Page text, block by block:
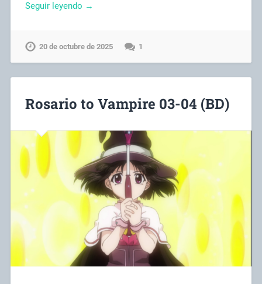
Seguir leyendo →
20 de octubre de 2025 1
Rosario to Vampire 03-04 (BD)